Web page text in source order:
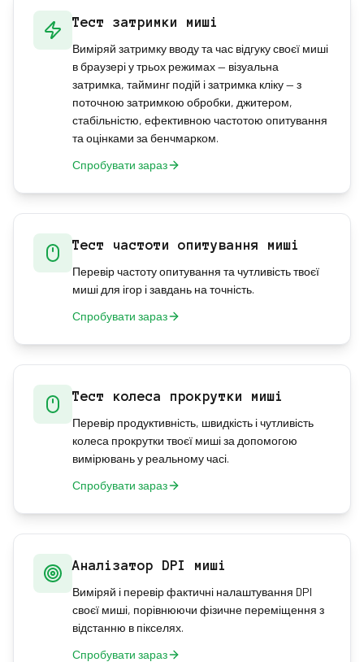
Тест затримки миші
Виміряй затримку вводу та час відгуку своєї миші
в браузері у трьох режимах — візуальна
затримка, тайминг подій і затримка кліку — з
поточною затримкою обробки, джитером,
стабільністю, ефективною частотою опитування
та оцінками за бенчмарком.
Спробувати зараз
Тест частоти опитування миші
Перевір частоту опитування та чутливість твоєї
миші для ігор і завдань на точність.
Спробувати зараз
Тест колеса прокрутки миші
Перевір продуктивність, швидкість і чутливість
колеса прокрутки твоєї миші за допомогою
вимірювань у реальному часі.
Спробувати зараз
Аналізатор DPI миші
Виміряй і перевір фактичні налаштування DPI
своєї миші, порівнюючи фізичне переміщення з
відстанню в пікселях.
Спробувати зараз